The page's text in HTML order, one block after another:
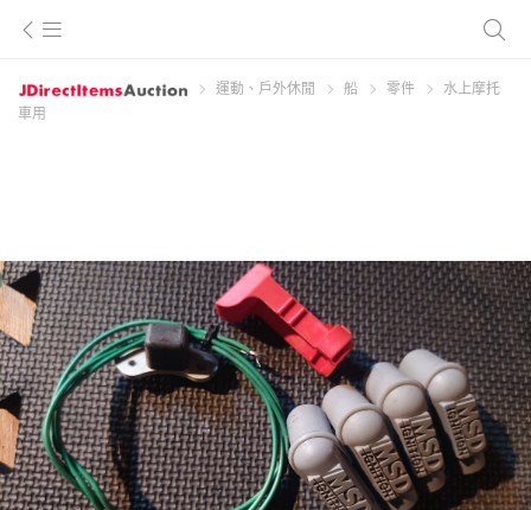
運動、戶外休閒 船 零件
水上摩托
車用